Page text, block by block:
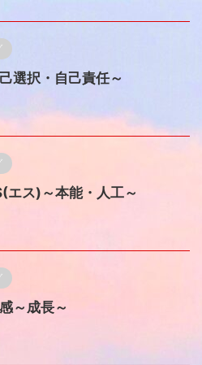
選択・自己責任～
エス)～本能・人工～
～成長～